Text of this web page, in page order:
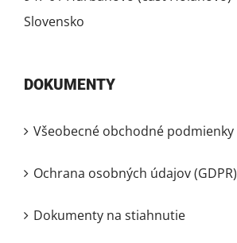
Slovensko
DOKUMENTY
Všeobecné obchodné podmienky
Ochrana osobných údajov (GDPR)
Dokumenty na stiahnutie